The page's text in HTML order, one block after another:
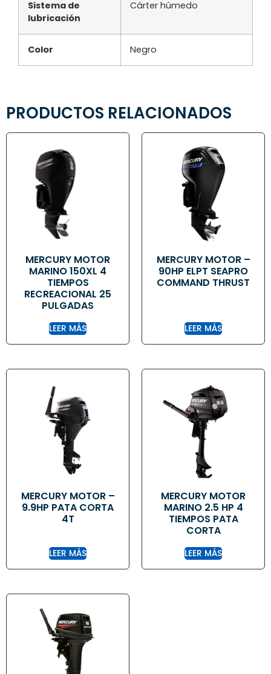
Sistema de
lubricación
Cárter húmedo
Color Negro
PRODUCTOS RELACIONADOS
MERCURY MOTOR
MARINO 150XL 4
TIEMPOS
RECREACIONAL 25
PULGADAS
LEER MÁS
MERCURY MOTOR –
90HP ELPT SEAPRO
COMMAND THRUST
LEER MÁS
MERCURY MOTOR –
9.9HP PATA CORTA
4T
LEER MÁS
MERCURY MOTOR
MARINO 2.5 HP 4
TIEMPOS PATA
CORTA
LEER MÁS